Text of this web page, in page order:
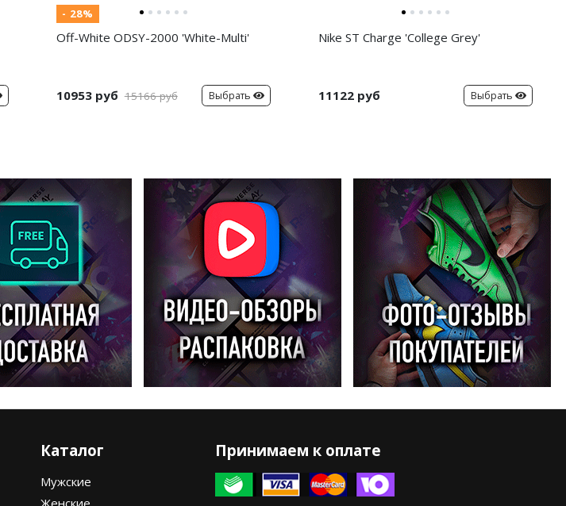
- 28%
Off-White ODSY-2000 'White-Multi'
10953 руб 15166 руб Выбрать
Nike ST Charge 'College Grey'
11122 руб Выбрать
Каталог
Мужские
Принимаем к оплате